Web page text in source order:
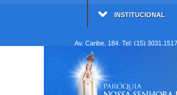
INSTITUCIONAL
Av. Caribe, 184. Tel: (15) 3031.1517